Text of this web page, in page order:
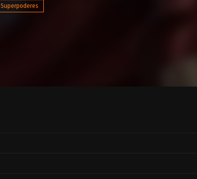
Superpoderes